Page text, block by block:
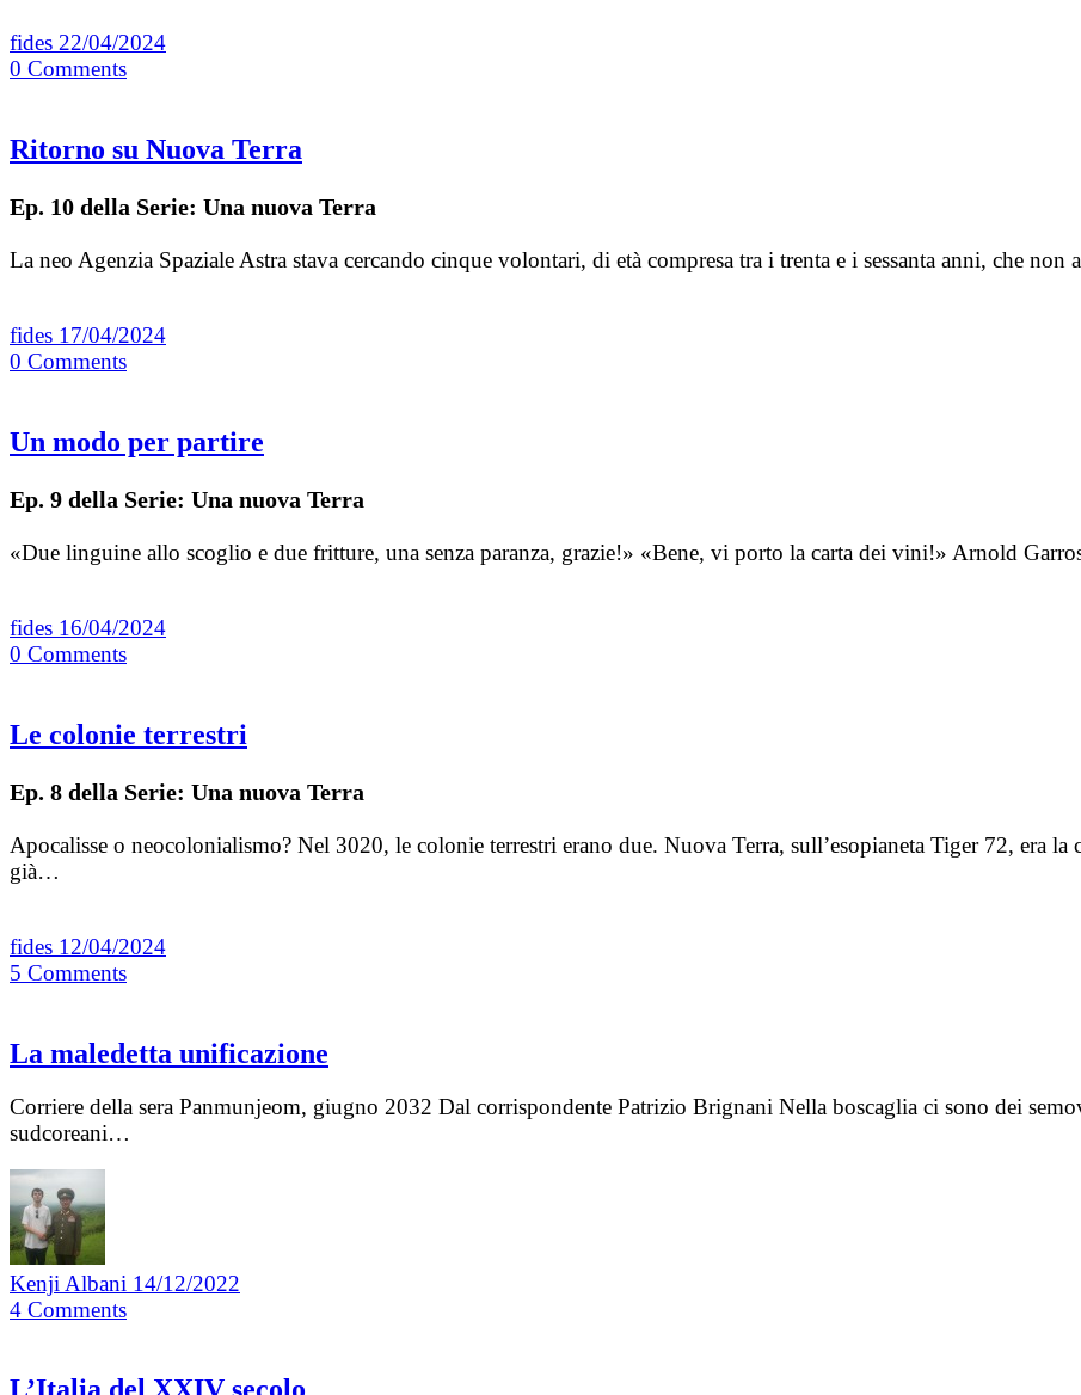
fides 22/04/2024
0 Comments
Ritorno su Nuova Terra
Ep. 10 della Serie: Una nuova Terra
La neo Agenzia Spaziale Astra stava cercando cinque volontari, di età compresa tra i trenta e i sessanta anni, che
fides 17/04/2024
0 Comments
Un modo per partire
Ep. 9 della Serie: Una nuova Terra
«Due linguine allo scoglio e due fritture, una senza paranza, grazie!» «Bene, vi porto la carta dei vini!» Arnold
fides 16/04/2024
0 Comments
Le colonie terrestri
Ep. 8 della Serie: Una nuova Terra
Apocalisse o neocolonialismo? Nel 3020, le colonie terrestri erano due. Nuova Terra, sull’esopianeta Tiger 72, era
già…
fides 12/04/2024
5 Comments
La maledetta unificazione
Corriere della sera Panmunjeom, giugno 2032 Dal corrispondente Patrizio Brignani Nella boscaglia ci sono dei
sudcoreani…
Kenji Albani 14/12/2022
4 Comments